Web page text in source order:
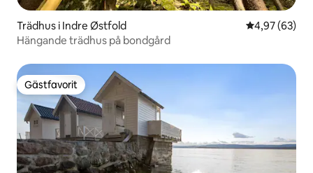
Trädhus i Indre Østfold 4,97 av 5 i
4,97 (63)
Hängande trädhus på bondgård
Gästfavorit
Gästfavorit